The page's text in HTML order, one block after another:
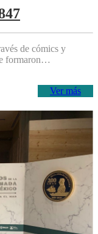
de cómics y
formaron…
Ver más